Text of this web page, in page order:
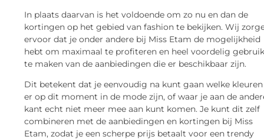
In plaats daarvan is het voldoende om zo nu en dan de
kortingen op het gebied van fashion te bekijken. Wij
ervoor dat je onder andere bij Miss Etam de mogelijkheid
hebt om maximaal te profiteren en heel voordelig
te maken van de aanbiedingen die er beschikbaar zijn.
Dit betekent dat je eenvoudig na kunt gaan welke kleuren
er op dit moment in de mode zijn, of waar je aan de
kant echt niet meer mee aan kunt komen. Je kunt dit zelf
combineren met de aanbiedingen en kortingen bij Miss
Etam, zodat je een scherpe prijs betaalt voor een trendy